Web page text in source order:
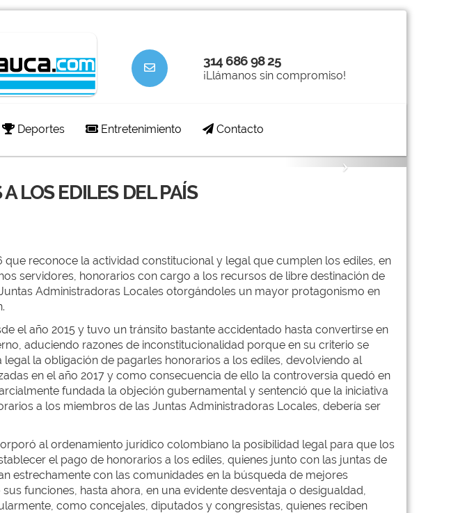
314 686 98 25
¡Llámanos sin compromiso!
Deportes Entretenimiento Contacto
Next
LOS EDILES DEL PAÍS
reconoce la actividad constitucional y legal que cumplen los ediles, en
servidores, honorarios con cargo a los recursos de libre destinación de
Administradoras Locales otorgándoles un mayor protagonismo en
el año 2015 y tuvo un tránsito bastante accidentado hasta convertirse en
aduciendo razones de inconstitucionalidad porque en su criterio se
la obligación de pagarles honorarios a los ediles, devolviendo al
en el año 2017 y como consecuencia de ello la controversia quedó en
fundada la objeción gubernamental y sentenció que la iniciativa
a los miembros de las Juntas Administradoras Locales, debería ser
al ordenamiento jurídico colombiano la posibilidad legal para que los
el pago de honorarios a los ediles, quienes junto con las juntas de
estrechamente con las comunidades en la búsqueda de mejores
funciones, hasta ahora, en una evidente desventaja o desigualdad,
como concejales, diputados y congresistas, quienes reciben